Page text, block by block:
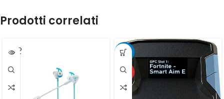
Prodotti correlati
SOLD
OUT
-26%
HOT